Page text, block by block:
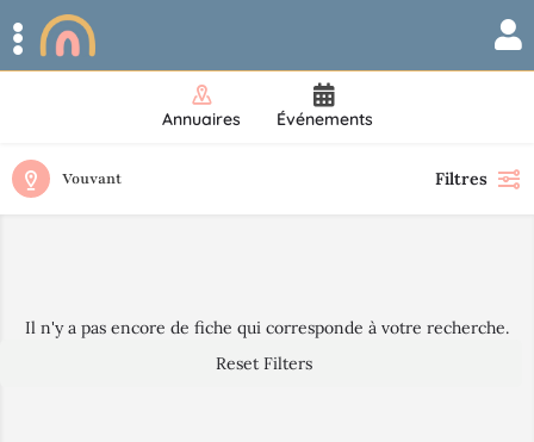
Annuaires Événements
Vouvant Filtres
Il n'y a pas encore de fiche qui corresponde à votre recherche.
Reset Filters